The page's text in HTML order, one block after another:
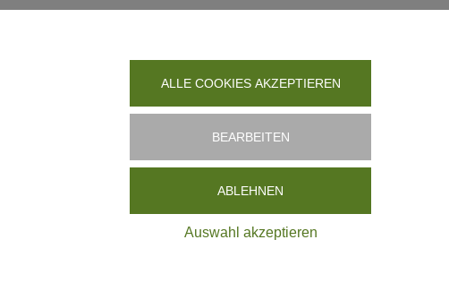
Facebook
X WhatsApp
E-
ALLE COOKIES AKZEPTIEREN
BEARBEITEN
ABLEHNEN
Auswahl akzeptieren